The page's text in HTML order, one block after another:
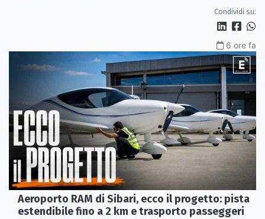
Condividi su:
6 ore fa
Aeroporto RAM di Sibari, ecco il progetto: pista
estendibile fino a 2 km e trasporto passeggeri